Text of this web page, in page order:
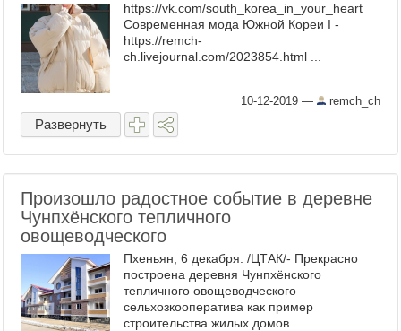
https://vk.com/south_korea_in_your_heart
Современная мода Южной Кореи I -
https://remch-
ch.livejournal.com/2023854.html ...
10-12-2019 — remch_ch
Развернуть
Произошло радостное событие в деревне
Чунпхёнского тепличного
овощеводческого
Пхеньян, 6 декабря. /ЦТАК/- Прекрасно
построена деревня Чунпхёнского
тепличного овощеводческого
сельхозкооператива как пример
строительства жилых домов